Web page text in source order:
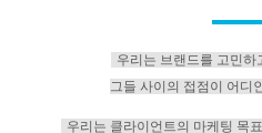
우리는 브랜드를 고민하
그들 사이의 접점이 어디
우리는 클라이언트의 마케팅 목